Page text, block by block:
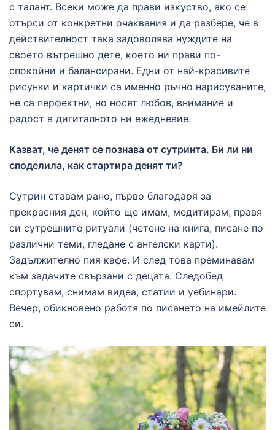
с талант. Всеки може да прави изкуство, ако се
отърси от конкретни очаквания и да разбере, че в
действителност така задоволява нуждите на
своето вътрешно дете, което ни прави по-
спокойни и балансирани. Едни от най-красивите
рисунки и картички са именно ръчно нарисуваните,
не са перфектни, но носят любов, внимание и
радост в дигиталното ни ежедневие.
Казват, че денят се познава от сутринта. Би ли ни
споделила, как стартира денят ти?
Сутрин ставам рано, първо благодаря за
прекрасния ден, който ще имам, медитирам, правя
си сутрешните ритуали (четене на книга, писане по
различни теми, гледане с ангелски карти).
Задължително пия кафе. И след това преминавам
към задачите свързани с децата. Следобед
спортувам, снимам видеа, статии и уебинари.
Вечер, обикновено работя по писането на имейлите
си.